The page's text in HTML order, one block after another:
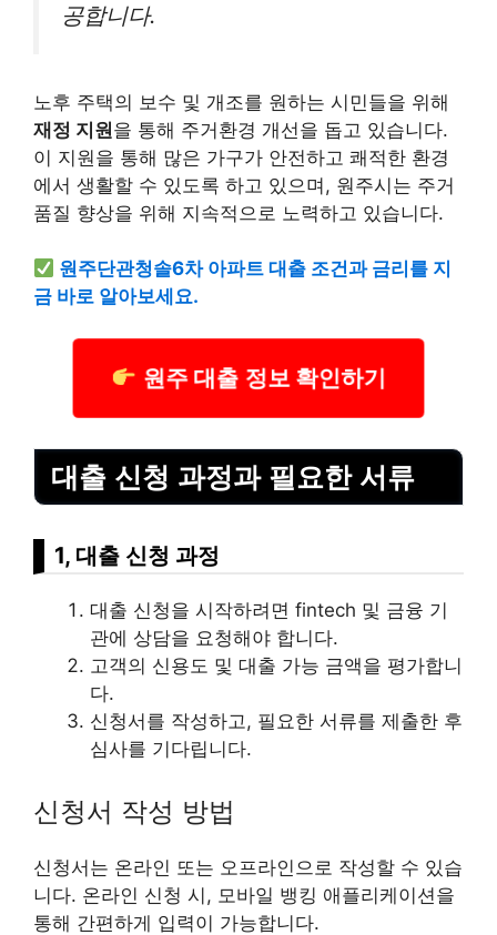
공합니다.
노후 주택의 보수 및 개조를 원하는 시민들을 위해
재정 지원을 통해 주거환경 개선을 돕고 있습니다.
이 지원을 통해 많은 가구가 안전하고 쾌적한 환경
에서 생활할 수 있도록 하고 있으며, 원주시는 주거
품질 향상을 위해 지속적으로 노력하고 있습니다.
원주단관청솔6차 아파트 대출 조건과 금리를 지
금 바로 알아보세요.
원주 대출 정보 확인하기
대출 신청 과정과 필요한 서류
1, 대출 신청 과정
대출 신청을 시작하려면 fintech 및 금융 기
관에 상담을 요청해야 합니다.
고객의 신용도 및 대출 가능 금액을 평가합니
다.
신청서를 작성하고, 필요한 서류를 제출한 후
심사를 기다립니다.
신청서 작성 방법
신청서는 온라인 또는 오프라인으로 작성할 수 있습
니다. 온라인 신청 시, 모바일 뱅킹 애플리케이션을
통해 간편하게 입력이 가능합니다.